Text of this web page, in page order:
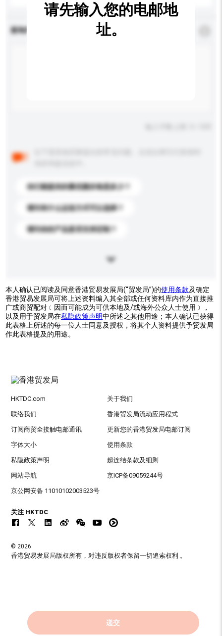
查询内容
你们能提供的最优惠价格是多少？
请问有什么运送方式可以选择？
请问你的产品是否支持定制？
请先输入您的电邮地
址。
本人确认已阅读及同意香港贸易发展局(“贸发局”)的使用条款及确定
香港贸易发展局可将上述资料编入其全部或任何资料库内作为直接推
广或商贸配对﹝因而可能成为可供本地及/或海外公众人士使用﹞，
以及用于贸发局在私隐政策声明中所述之其他用途；本人确认已获得
此表格上所述的每一位人士同意及授权，将其个人资料提供予贸发局
作此表格提及的用途。
递交
HKTDC.com 关于我们
联络我们 香港贸发局流动应用程式
订阅商贸全接触电邮通讯 更新您的香港贸发局电邮订阅
字体大小 使用条款
私隐政策声明 超连结条款及细则
网站导航 京ICP备09059244号
京公网安备 11010102003523号
关注 HKTDC
© 2026
香港贸易发展局版权所有，对违反版权者保留一切追索权利 。